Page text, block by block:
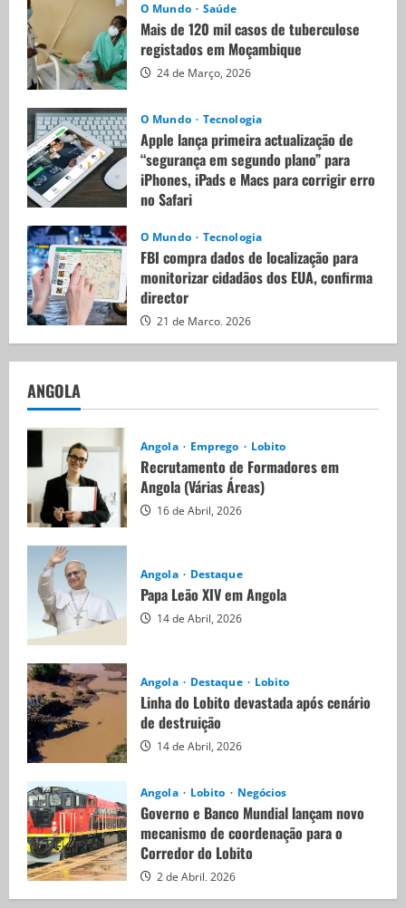
O Mundo Saúde
Mais de 120 mil casos de tuberculose
registados em Moçambique
24 de Março, 2026
O Mundo Tecnologia
Apple lança primeira actualização de
“segurança em segundo plano” para
iPhones, iPads e Macs para corrigir erro
no Safari
O Mundo
Tecnologia
FBI compra dados de localização para
monitorizar cidadãos dos EUA, confirma
director
21 de Março, 2026
ANGOLA
Angola Emprego Lobito
Recrutamento de Formadores em
Angola (Várias Áreas)
16 de Abril, 2026
Angola Destaque
Papa Leão XIV em Angola
14 de Abril, 2026
Angola Destaque Lobito
Linha do Lobito devastada após cenário
de destruição
14 de Abril, 2026
Angola Lobito Negócios
Governo e Banco Mundial lançam novo
mecanismo de coordenação para o
Corredor do Lobito
2 de Abril, 2026